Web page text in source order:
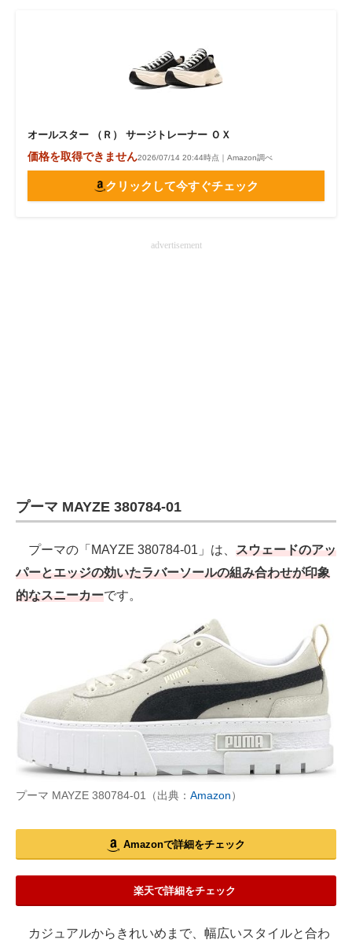
オールスター （Ｒ） サージトレーナー ＯＸ
価格を取得できません2026/07/14 20:44時点｜Amazon調べ
クリックして今すぐチェック
advertisement
プーマ MAYZE 380784-01
プーマの「MAYZE 380784-01」は、 スウェードのアッ
パーとエッジの効いたラバーソールの組み合わせが印象
的なスニーカーです。
プーマ MAYZE 380784-01（出典： Amazon）
Amazonで詳細をチェック
楽天で詳細をチェック
カジュアルからきれいめまで、幅広いスタイルと合わ